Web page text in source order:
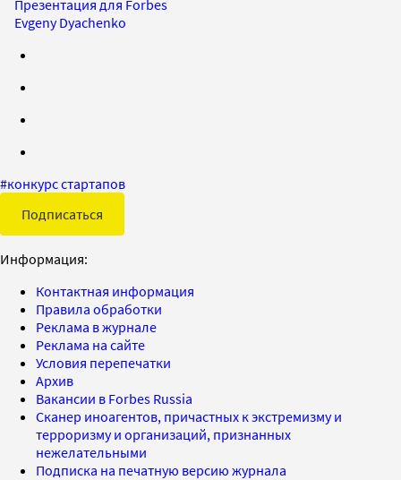
Презентация для Forbes
Evgeny Dyachenko
#конкурс стартапов
Подписаться
Информация:
Контактная информация
Правила обработки
Реклама в журнале
Реклама на сайте
Условия перепечатки
Архив
Вакансии в Forbes Russia
Сканер иноагентов, причастных к экстремизму и
терроризму и организаций, признанных
нежелательными
Подписка на печатную версию журнала